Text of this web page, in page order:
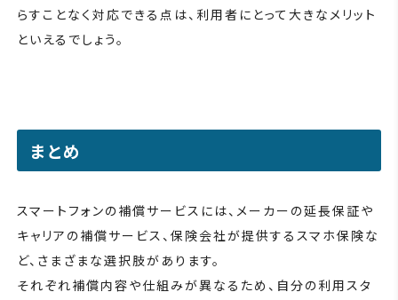
らすことなく対応できる点は、利用者にとって大きなメリット
といえるでしょう。
まとめ
スマートフォンの補償サービスには、メーカーの延長保証や
キャリアの補償サービス、保険会社が提供するスマホ保険な
ど、さまざまな選択肢があります。
それぞれ補償内容や仕組みが異なるため、自分の利用スタ